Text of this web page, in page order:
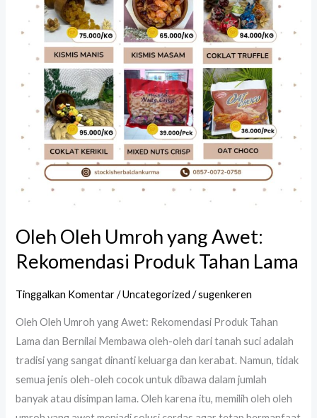
Oleh Oleh Umroh yang Awet:
Rekomendasi Produk Tahan Lama
Tinggalkan Komentar /Uncategorized /sugenkeren
Oleh Oleh Umroh yang Awet: Rekomendasi Produk Tahan
Lama dan Bernilai Membawa oleh-oleh dari tanah suci adalah
tradisi yang sangat dinanti keluarga dan kerabat. Namun, tidak
semua jenis oleh-oleh cocok untuk dibawa dalam jumlah
banyak atau disimpan lama. Oleh karena itu, memilih oleh oleh